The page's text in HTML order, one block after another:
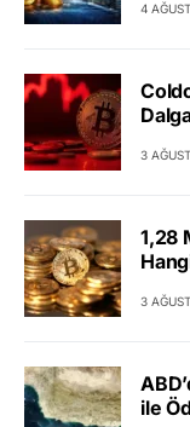
4
3
1,28
3
ile